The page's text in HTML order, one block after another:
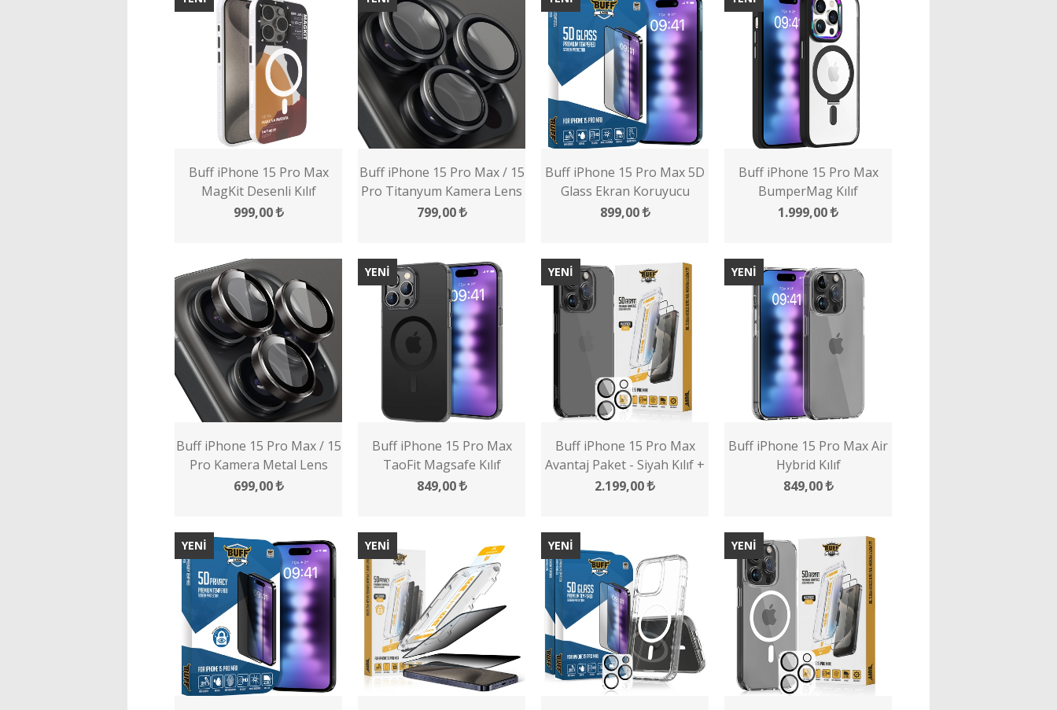
Buff iPhone 15 Pro Max
MagKit Desenli Kılıf
999,00
Buff iPhone 15 Pro Max / 15
Pro Titanyum Kamera Lens
Koruyucu
799,00
Buff iPhone 15 Pro Max 5D
Glass Ekran Koruyucu
899,00
Buff iPhone 15 Pro Max
BumperMag Kılıf
1.999,00
Buff iPhone 15 Pro Max / 15
Pro Kamera Metal Lens
Koruyucu
699,00
YENİ
Buff iPhone 15 Pro Max
TaoFit Magsafe Kılıf
849,00
YENİ
Buff iPhone 15 Pro Max
Avantaj Paket - Siyah Kılıf +
Ekran Koruyucu + Lens
2.199,00
YENİ
Buff iPhone 15 Pro Max Air
Hybrid Kılıf
849,00
YENİ YENİ YENİ YENİ